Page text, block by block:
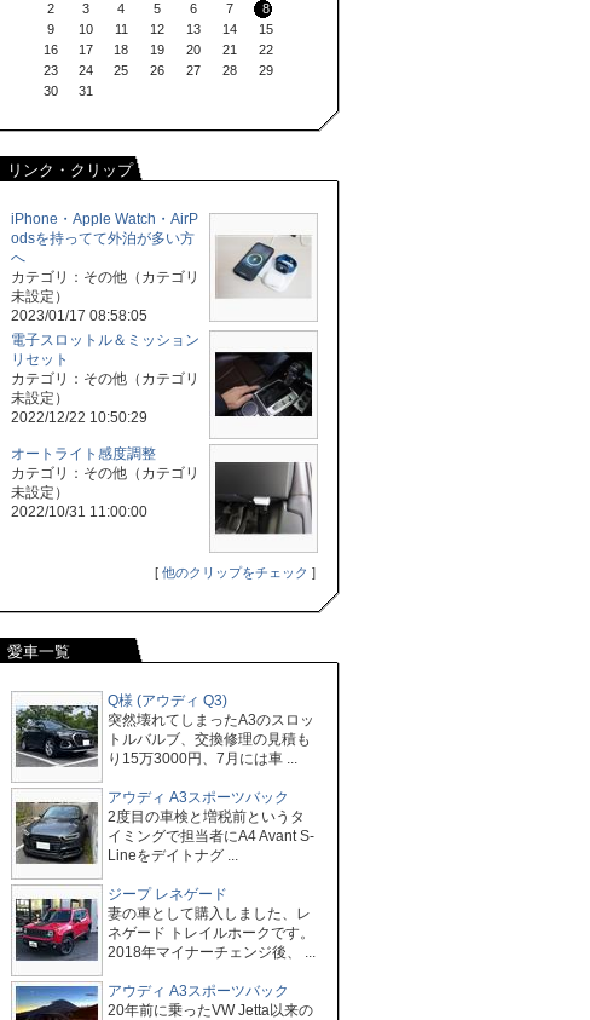
2
3 4 5 6 7
8
9
10 11 12 13 14
15
16
17 18 19 20 21
22
23
24 25 26 27 28
29
30
31
リンク・クリップ
iPhone・Apple Watch・AirP
odsを持ってて外泊が多い方
へ
カテゴリ：その他（カテゴリ
未設定）
2023/01/17 08:58:05
電子スロットル＆ミッション
リセット
カテゴリ：その他（カテゴリ
未設定）
2022/12/22 10:50:29
オートライト感度調整
カテゴリ：その他（カテゴリ
未設定）
2022/10/31 11:00:00
[ 他のクリップをチェック ]
愛車一覧
Q様 (アウディ Q3)
突然壊れてしまったA3のスロッ
トルバルブ、交換修理の見積も
り15万3000円、7月には車 ...
アウディ A3スポーツバック
2度目の車検と増税前というタ
イミングで担当者にA4 Avant S-
Lineをデイトナグ ...
ジープ レネゲード
妻の車として購入しました、レ
ネゲード トレイルホークです。
2018年マイナーチェンジ後、 ...
アウディ A3スポーツバック
20年前に乗ったVW Jetta以来の